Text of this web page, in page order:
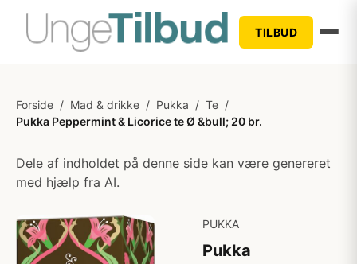
TILBUD
Forside / Mad & drikke / Pukka / Te /
Pukka Peppermint & Licorice te Ø &bull; 20 br.
Dele af indholdet på denne side kan være genereret
med hjælp fra AI.
PUKKA
Pukka